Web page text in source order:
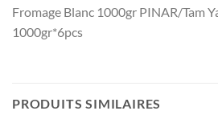
Fromage Blanc 1000gr PINAR/Tam
1000gr*6pcs
PRODUITS SIMILAIRES